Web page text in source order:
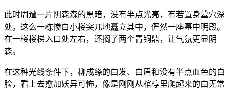
此时周遭一片阴森森的黑暗，没有半点光亮，有若置身墓穴深
处。这么一栋惨白小楼突兀地矗立其中，俨然一座墓中明殿。
在一楼楼梯入口处左右，还搁了两个青铜鼎，让气氛更显阴
森。
在这种光线条件下，柳成绦的白发、白眉和没有半点血色的白
脸，看上去愈加妖异可怖，像是刚刚从棺椁里爬起来的白无常